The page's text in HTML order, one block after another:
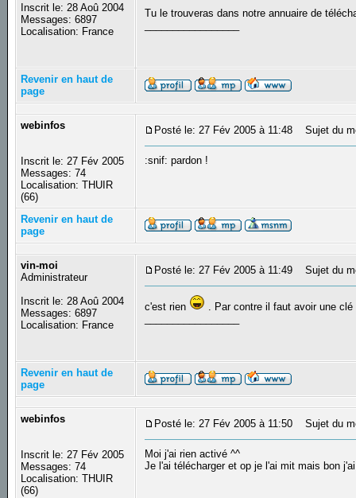
Inscrit le: 28 Aoû 2004
Messages: 6897
Localisation: France
Tu le trouveras dans notre annuaire de
Revenir en haut de
page
webinfos
Inscrit le: 27 Fév 2005
Messages: 74
Localisation: THUIR
(66)
Posté le: 27 Fév 2005 à 11:48 Sujet du
:snif: pardon !
Revenir en haut de
page
vin-moi
Administrateur
Inscrit le: 28 Aoû 2004
Messages: 6897
Localisation: France
Posté le: 27 Fév 2005 à 11:49 Sujet du
c'est rien
. Par contre il faut avoir une
Revenir en haut de
page
webinfos
Inscrit le: 27 Fév 2005
Messages: 74
Localisation: THUIR
(66)
Posté le: 27 Fév 2005 à 11:50 Sujet du
Moi j'ai rien activé ^^
Je l'ai télécharger et op je l'ai mit mais bon